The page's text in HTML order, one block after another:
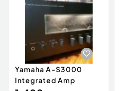
Yamaha A-S3000
Integrated Amp